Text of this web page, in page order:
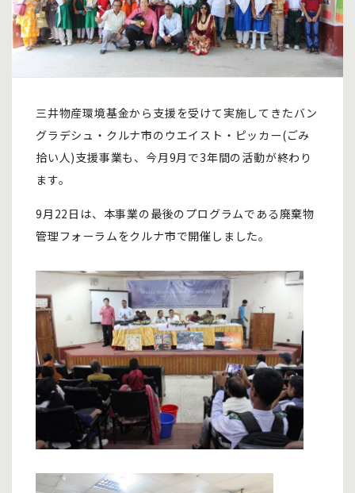
三井物産環境基金から支援を受けて実施してきたバン
グラデシュ・クルナ市のウエイスト・ピッカー(ごみ
拾い人)支援事業も、今月9月で3年間の活動が終わり
ます。
9月22日は、本事業の最後のプログラムである廃棄物
管理フォーラムをクルナ市で開催しました。